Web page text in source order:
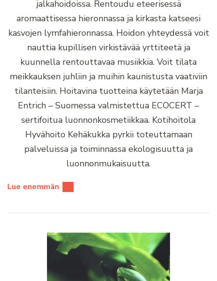
jalkahoidoissa. Rentoudu eteerisessä
aromaattisessa hieronnassa ja kirkasta katseesi
kasvojen lymfahieronnassa. Hoidon yhteydessä voit
nauttia kupillisen virkistävää yrttiteetä ja
kuunnella rentouttavaa musiikkia. Voit tilata
meikkauksen juhliin ja muihin kaunistusta vaativiin
tilanteisiin. Hoitavina tuotteina käytetään Marja
Entrich – Suomessa valmistettua ECOCERT –
sertifoitua luonnonkosmetiikkaa. Kotihoitola
Hyvähoito Kehäkukka pyrkii toteuttamaan
palveluissa ja toiminnassa ekologisuutta ja
luonnonmukaisuutta.
Lue enemmän